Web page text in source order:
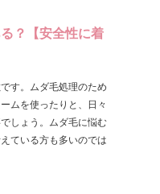
？【安全性に着
す。ムダ毛処理のため
ムを使ったりと、日々
しょう。ムダ毛に悩む
ている方も多いのでは